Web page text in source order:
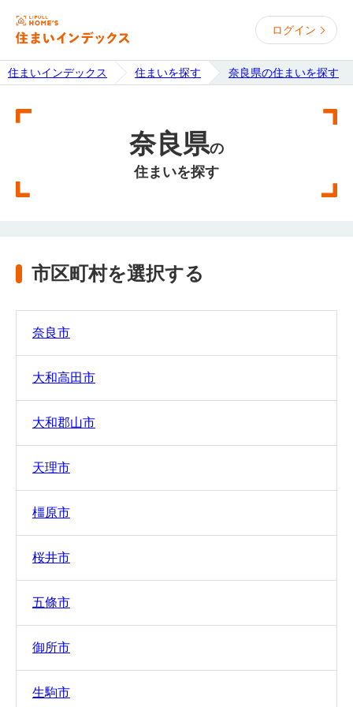
ログイン
住まいインデックス 住まいを探す 奈良県の住まいを探す
奈良県の
住まいを探す
市区町村を選択する
奈良市
大和高田市
大和郡山市
天理市
橿原市
桜井市
五條市
御所市
生駒市